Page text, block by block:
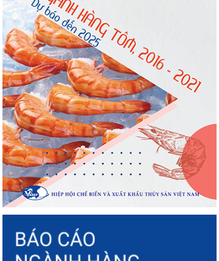
Điểm tin thủy sản thế giới ngày 3/8/2026